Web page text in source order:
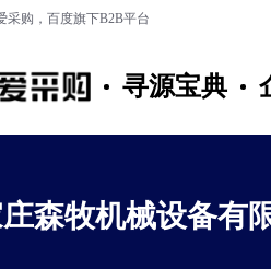
采购，百度旗下B2B平台
寻源宝典
森牧机械设备有